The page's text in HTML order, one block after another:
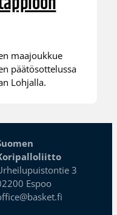
maajoukkue
päätösottelussa
Lohjalla.
3
Espoo